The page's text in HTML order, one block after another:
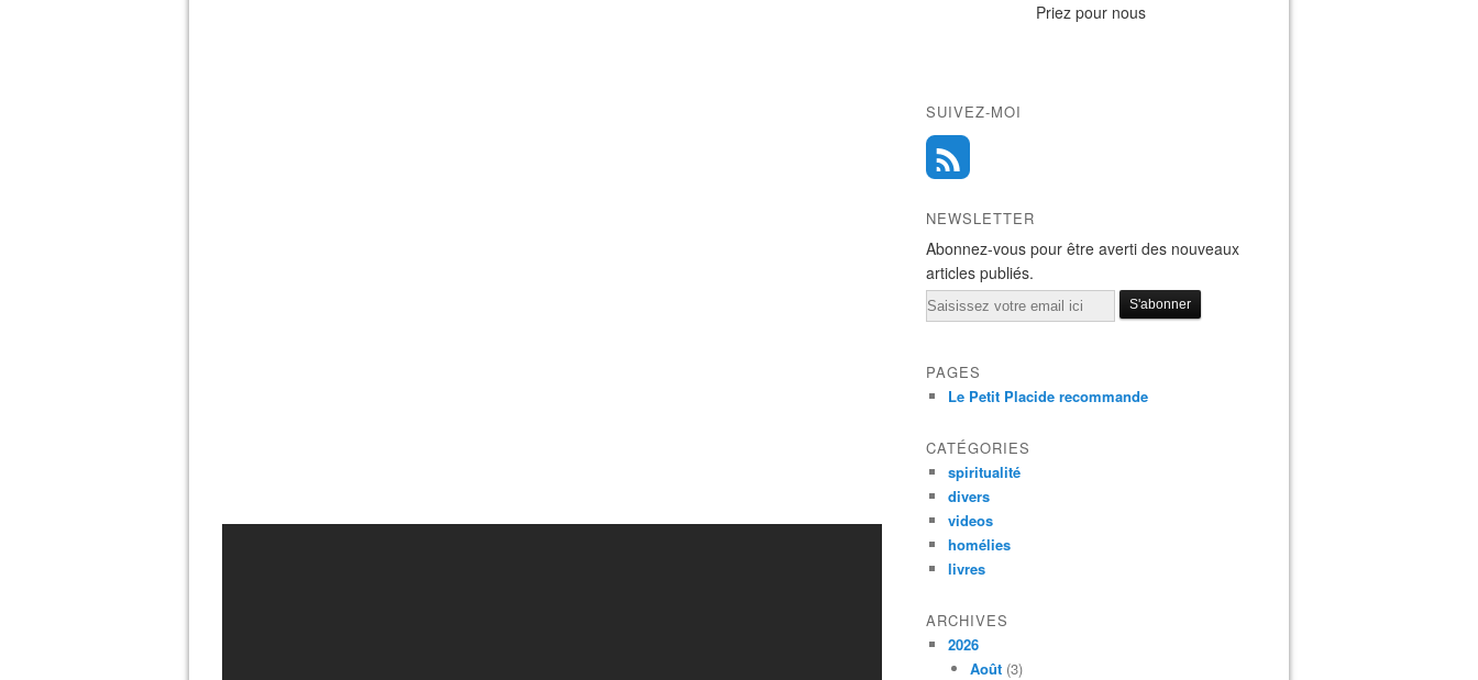
Priez pour nous
SUIVEZ-MOI
NEWSLETTER
Abonnez-vous pour être averti des nouveaux
articles publiés.
Email
PAGES
Le Petit Placide recommande
CATÉGORIES
spiritualité
divers
videos
homélies
livres
ARCHIVES
2026
Août (3)